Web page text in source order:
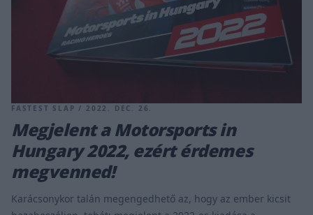
FASTEST SLAP / 2022. DEC. 26.
Megjelent a Motorsports in
Hungary 2022, ezért érdemes
megvenned!
Karácsonykor talán megengedhető az, hogy az ember kicsit